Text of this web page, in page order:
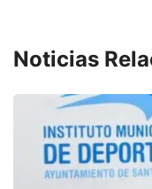
Noticias